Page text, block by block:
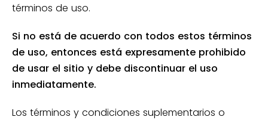
términos de uso.
Si no está de acuerdo con todos estos términos
de uso, entonces está expresamente prohibido
de usar el sitio y debe discontinuar el uso
inmediatamente.
Los términos y condiciones suplementarios o